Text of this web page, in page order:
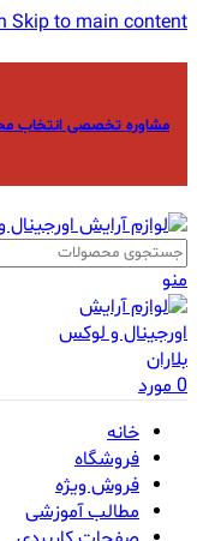
Skip to main content
مشاوره تخصصی انتخاب محصول
منو
0مورد
خانه
فروشگاه
فروش ویژه
مطالب آموزشی